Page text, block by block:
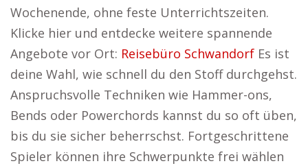
Wochenende, ohne feste Unterrichtszeiten.
Klicke hier und entdecke weitere spannende
Angebote vor Ort: Reisebüro Schwandorf Es ist
deine Wahl, wie schnell du den Stoff durchgehst.
Anspruchsvolle Techniken wie Hammer-ons,
Bends oder Powerchords kannst du so oft üben,
bis du sie sicher beherrschst. Fortgeschrittene
Spieler können ihre Schwerpunkte frei wählen